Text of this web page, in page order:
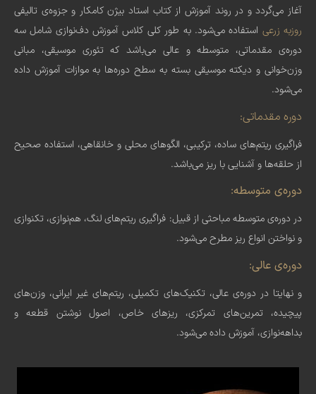
آغاز می‌گردد و در روند آموزش از کتاب استاد بیژن کامکار و جزوه‌ی تالیفی
روزبه زرعی استفاده می‌شود. به طور کلی کلاس آموزش دف‌نوازی شامل سه
دوره‌ی مقدماتی، متوسطه و عالی می‌باشد که تئوری موسیقی، مبانی
وزن‌خوانی و دیکته موسیقی بسته به سطح دوره‌ها به موازات آموزش داده
می‌شود.
دوره مقدماتی:
فراگیری ریتم‌های ساده، ترکیبی، الگو‌های محلی و خانقاهی، استفاده صحیح
از حلقه‌ها و آشنایی با ریز می‌باشد.
دوره‌ی متوسطه:
در دوره‌ی متوسطه مباحثی از قبیل: فراگیری ریتم‌های لنگ، هم‌نوازی، تکنوازی
و نواختن انواع ریز مطرح می‌شود.
دوره‌ی عالی:
و نهایتا در دوره‌ی عالی، تکنیک‌های تکمیلی، ریتم‌های غیر ایرانی، وزن‌های
پیچیده، تمرین‌های تمرکزی، ریزهای خاص، اصول نوشتن قطعه و
بداهه‌نوازی، آموزش داده می‌شود.